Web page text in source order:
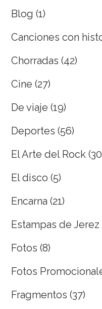
Blog (1)
Canciones con
Chorradas (42)
Cine (27)
De viaje (19)
Deportes (56)
El Arte del Rock
El disco (5)
Encarna (21)
Estampas de Jerez
Fotos (8)
Fotos
Fragmentos (37)